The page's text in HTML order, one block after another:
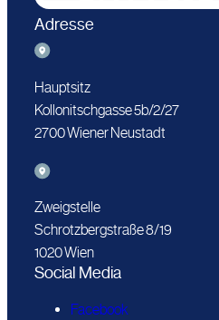
Adresse
Hauptsitz
Kollonitschgasse 5b/2/27
2700 Wiener Neustadt
Zweigstelle
Schrotzbergstraße 8/19
1020 Wien
Social Media
Facebook